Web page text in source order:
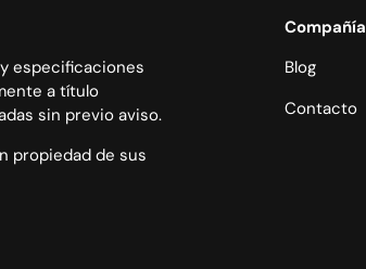
especificaciones
a título
sin previo aviso.
propiedad de sus
Compañía
Blog
Contacto